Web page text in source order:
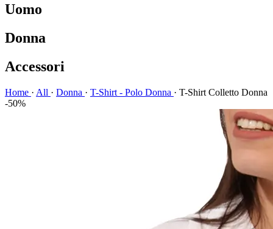
Uomo
Donna
Accessori
Home · All · Donna · T-Shirt - Polo Donna · T-Shirt Colletto Donna
-50%